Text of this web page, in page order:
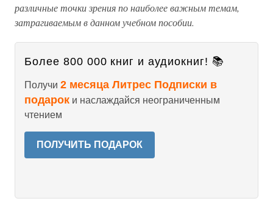
различные точки зрения по наиболее важным темам,
затрагиваемым в данном учебном пособии.
Более 800 000 книг и аудиокниг! 📚
Получи 2 месяца Литрес Подписки в
подарок и наслаждайся неограниченным
чтением
ПОЛУЧИТЬ ПОДАРОК